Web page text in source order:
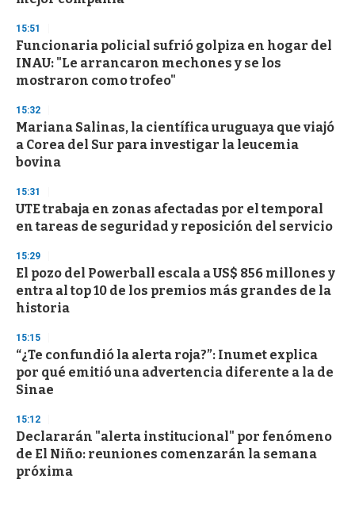
d
s
15:51
Funcionaria policial sufrió golpiza en hogar del
INAU: "Le arrancaron mechones y se los
mostraron como trofeo"
15:32
Mariana Salinas, la científica uruguaya que viajó
a Corea del Sur para investigar la leucemia
bovina
15:31
UTE trabaja en zonas afectadas por el temporal
en tareas de seguridad y reposición del servicio
15:29
El pozo del Powerball escala a US$ 856 millones y
entra al top 10 de los premios más grandes de la
historia
15:15
“¿Te confundió la alerta roja?”: Inumet explica
por qué emitió una advertencia diferente a la de
Sinae
15:12
Declararán "alerta institucional" por fenómeno
de El Niño: reuniones comenzarán la semana
próxima